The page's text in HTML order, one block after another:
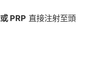
PRP 直接注射至頭